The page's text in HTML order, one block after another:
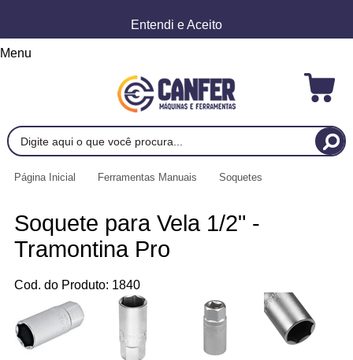
Entendi e Aceito
Menu
Página Inicial Ferramentas Manuais Soquetes
Soquete para Vela 1/2" -
Tramontina Pro
Cod. do Produto: 1840